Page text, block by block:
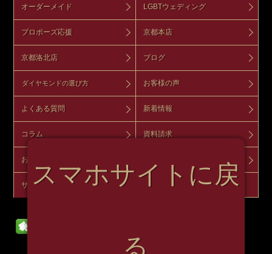
オーダーメイド LGBTウェディング
プロポーズ応援 京都本店
京都洛北店 ブログ
ダイヤモンドの選び方 お客様の声
よくある質問 新着情報
コラム 資料請求
お問い合わせ
サイトマップ オンラインショップ
スマホサイトに戻
る